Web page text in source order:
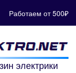
Работаем от 500₽
электрики